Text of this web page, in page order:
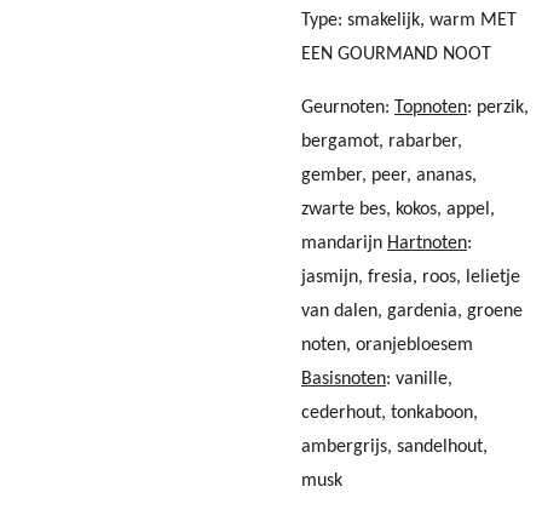
Type: smakelijk, warm MET
EEN GOURMAND NOOT
Geurnoten: Topnoten: perzik,
bergamot, rabarber,
gember, peer, ananas,
zwarte bes, kokos, appel,
mandarijn Hartnoten:
jasmijn, fresia, roos, lelietje
van dalen, gardenia, groene
noten, oranjebloesem
Basisnoten: vanille,
cederhout, tonkaboon,
ambergrijs, sandelhout,
musk